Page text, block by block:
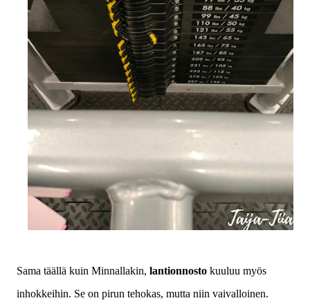
Sama täällä kuin Minnallakin, lantionnosto kuuluu myös
inhokkeihin. Se on pirun tehokas, mutta niin vaivalloinen.